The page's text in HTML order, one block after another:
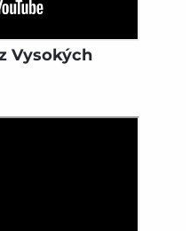
Vysokých